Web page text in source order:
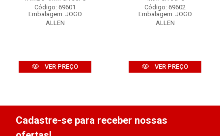
Código: 69601
Embalagem: JOGO
ALLEN
VER PREÇO
Código: 69602
Embalagem: JOGO
ALLEN
VER PREÇO
Cadastre-se para receber nossas